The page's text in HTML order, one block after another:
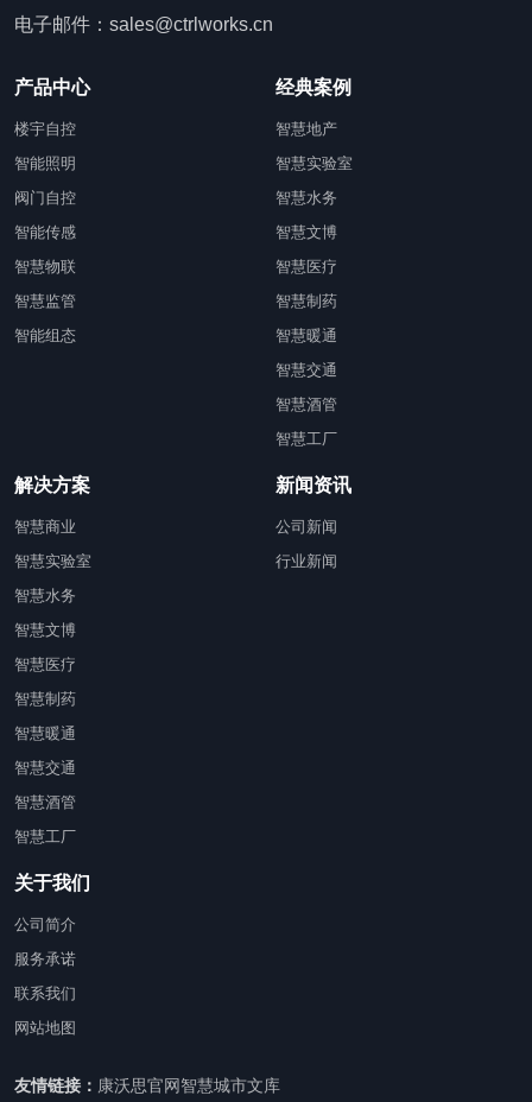
电子邮件：sales@ctrlworks.cn
产品中心
楼宇自控
智能照明
阀门自控
智能传感
智慧物联
智慧监管
智能组态
经典案例
智慧地产
智慧实验室
智慧水务
智慧文博
智慧医疗
智慧制药
智慧暖通
智慧交通
智慧酒管
智慧工厂
解决方案
智慧商业
智慧实验室
智慧水务
智慧文博
智慧医疗
智慧制药
智慧暖通
智慧交通
智慧酒管
智慧工厂
新闻资讯
公司新闻
行业新闻
关于我们
公司简介
服务承诺
联系我们
网站地图
友情链接： 康沃思官网智慧城市文库